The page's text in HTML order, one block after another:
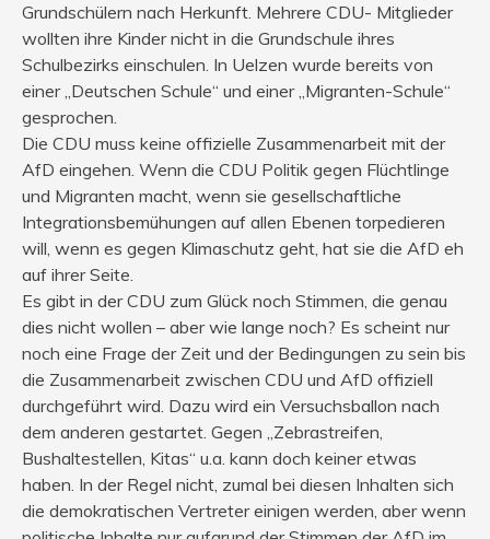
Grundschülern nach Herkunft. Mehrere CDU- Mitglieder
wollten ihre Kinder nicht in die Grundschule ihres
Schulbezirks einschulen. In Uelzen wurde bereits von
einer „Deutschen Schule“ und einer „Migranten-Schule“
gesprochen.
Die CDU muss keine offizielle Zusammenarbeit mit der
AfD eingehen. Wenn die CDU Politik gegen Flüchtlinge
und Migranten macht, wenn sie gesellschaftliche
Integrationsbemühungen auf allen Ebenen torpedieren
will, wenn es gegen Klimaschutz geht, hat sie die AfD eh
auf ihrer Seite.
Es gibt in der CDU zum Glück noch Stimmen, die genau
dies nicht wollen – aber wie lange noch? Es scheint nur
noch eine Frage der Zeit und der Bedingungen zu sein bis
die Zusammenarbeit zwischen CDU und AfD offiziell
durchgeführt wird. Dazu wird ein Versuchsballon nach
dem anderen gestartet. Gegen „Zebrastreifen,
Bushaltestellen, Kitas“ u.a. kann doch keiner etwas
haben. In der Regel nicht, zumal bei diesen Inhalten sich
die demokratischen Vertreter einigen werden, aber wenn